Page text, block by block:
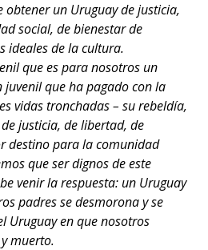
obtener un Uruguay de justicia,
social, de bienestar de
ideales de la cultura.
que es para nosotros un
que ha pagado con la
vidas tronchadas – su rebeldía,
justicia, de libertad, de
destino para la comunidad
que ser dignos de este
venir la respuesta: un Uruguay
padres se desmorona y se
Uruguay en que nosotros
muerto.